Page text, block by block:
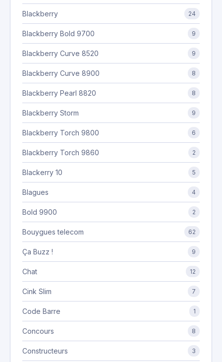
Blackberry 24
Blackberry Bold 9700 9
Blackberry Curve 8520 9
Blackberry Curve 8900 8
Blackberry Pearl 8820 8
Blackberry Storm 9
Blackberry Torch 9800 6
Blackberry Torch 9860 2
Blackerry 10 5
Blagues 4
Bold 9900 2
Bouygues telecom 62
Ça Buzz ! 9
Chat 12
Cink Slim 7
Code Barre 1
Concours 8
Constructeurs 3